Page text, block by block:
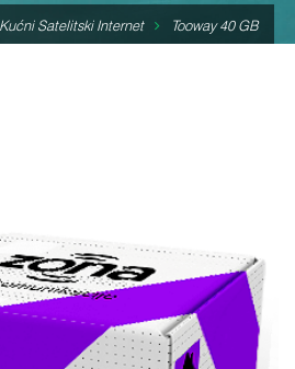
Kućni Satelitski Internet Tooway 40 GB